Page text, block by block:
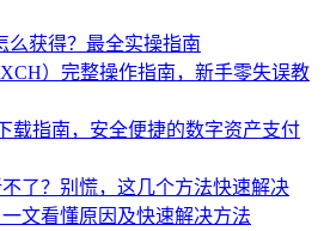
么获得？最全实操指南
）完整操作指南，新手零失误教
载指南，安全便捷的数字资产支付
了？别慌，这几个方法快速解决
文看懂原因及快速解决方法